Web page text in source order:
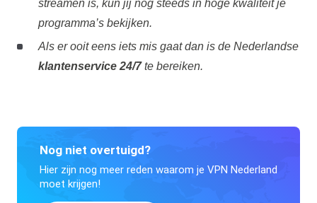
streamen is, kun jij nog steeds in hoge kwaliteit je
programma’s bekijken.
Als er ooit eens iets mis gaat dan is de Nederlandse
klantenservice 24/7te bereiken.
Nog niet overtuigd?
Hier zijn nog meer reden waarom je VPN Nederland
moet krijgen!